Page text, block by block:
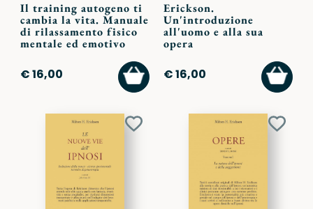
Il training autogeno ti
cambia la vita. Manuale
di rilassamento fisico
mentale ed emotivo
€ 16,00
AGGIUNGI
AL
CARRELLO
Erickson.
Un'introduzione
all'uomo e alla sua
opera
€ 16,00
AL
Aggiungi